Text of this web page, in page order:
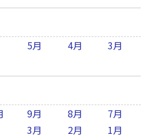
5月 4月
3月
9月 8月
7月
3月 2月 1月